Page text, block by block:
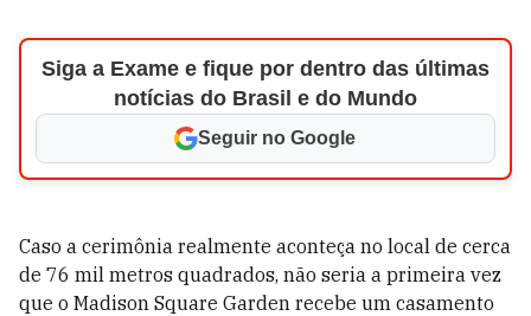
Siga a Exame e fique por dentro das últimas
notícias do Brasil e do Mundo
Seguir no Google
Caso a cerimônia realmente aconteça no local de cerca
de 76 mil metros quadrados, não seria a primeira vez
que o Madison Square Garden recebe um casamento